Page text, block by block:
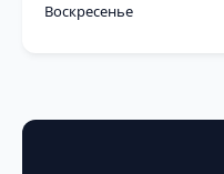
Воскресенье